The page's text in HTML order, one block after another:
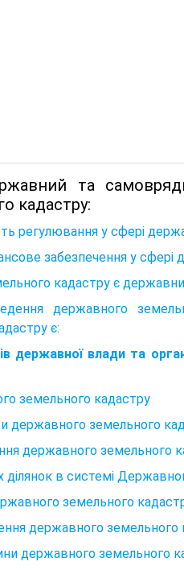
та
кадастру:
регулювання у сфері
забезпечення у
кадастру є
державного
є:
державної влади та
земельного кадастру
державного земельного
державного земельного
ділянок в системі
земельного
державного земельного
державного земельного